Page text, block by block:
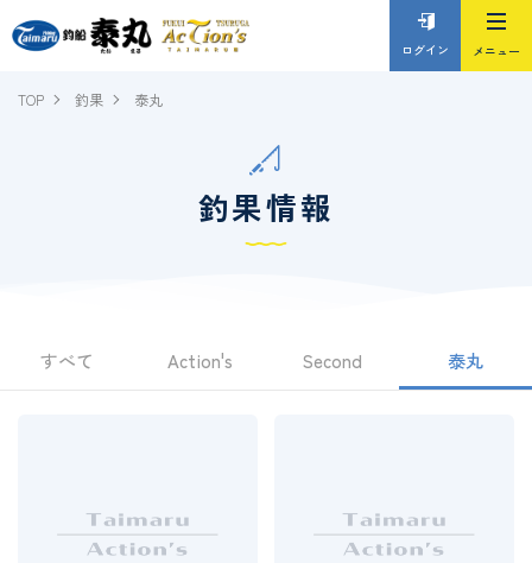
ログイン
TOP 釣果 泰丸
釣果情報
すべて Action's Second 泰丸